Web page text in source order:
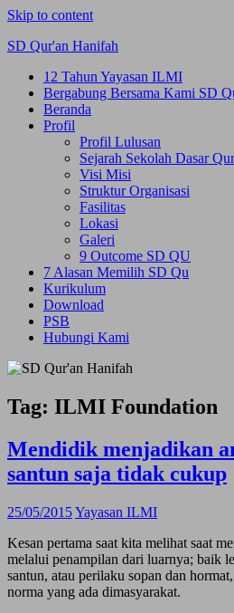
Skip to content
SD Qur'an Hanifah
12 Tahun Yayasan ILMI
Bergabung Bersama Kami SD
Beranda
Profil
Profil Lulusan
Sejarah Sekolah Dasar
Visi Misi
Struktur Organisasi
Fasilitas
Lokasi
Galeri
9 Outcome SD QU
7 Alasan Memilih SD Qu
Kurikulum
Download
PSB
Hubungi Kami
Tag: ILMI Foundation
Mendidik menjadikan
santun saja tidak cukup
25/05/2015Yayasan ILMI
Kesan pertama saat kita melihat saat
melalui penampilan dari luarnya; baik
santun, atau perilaku sopan dan
norma yang ada dimasyarakat.